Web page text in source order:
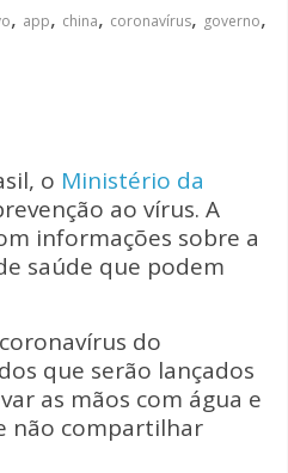
, app, china, coronavírus, governo,
o Ministério da
ao vírus. A
informações sobre a
saúde que podem
do
que serão lançados
as mãos com água e
não compartilhar